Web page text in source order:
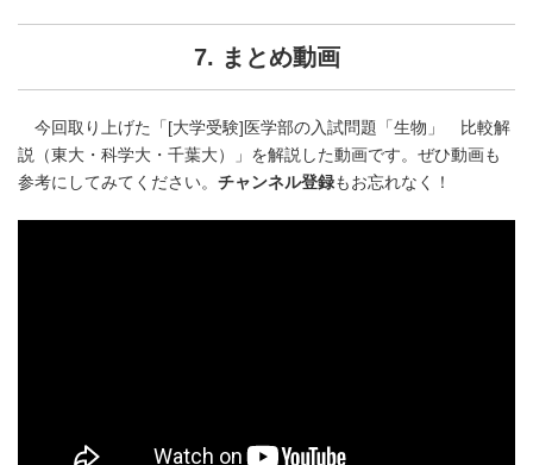
7. まとめ動画
今回取り上げた「[大学受験]医学部の入試問題「生物」 比較解
説（東大・科学大・千葉大）」を解説した動画です。ぜひ動画も
参考にしてみてください。 チャンネル登録もお忘れなく！